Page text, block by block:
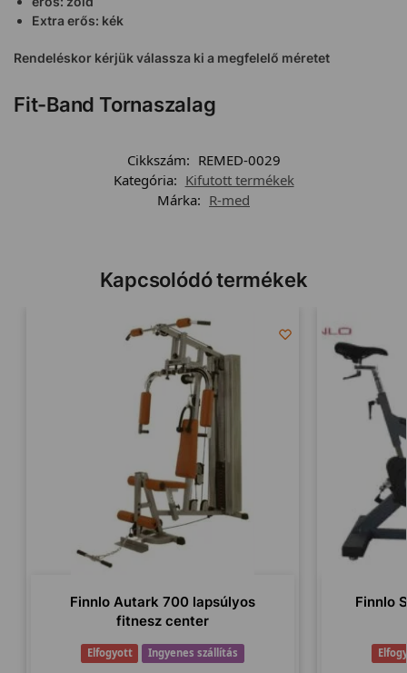
Extra erős: kék
Rendeléskor kérjük válassza ki a megfelelő méretet
Fit-Band Tornaszalag
Cikkszám: REMED-0029
Kategória: Kifutott termékek
Márka: R-med
Kapcsolódó termékek
Finnlo Autark 700 lapsúlyos
fitnesz center
Elfogyott Ingyenes szállítás
Finnlo